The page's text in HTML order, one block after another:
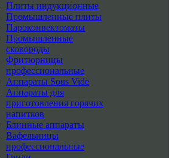
Плиты индукционные
Промышленные плиты
Пароконвектоматы
Промышленные
сковороды
Фритюрницы
профессиональные
Аппараты Sous Vide
Аппараты для
приготовления горячих
напитков
Блинные аппараты
Вафельницы
профессиональные